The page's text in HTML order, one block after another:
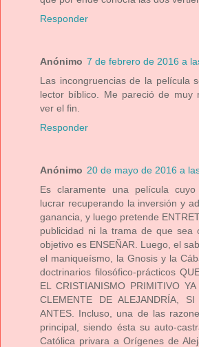
Responder
Anónimo 7 de febrero de 2016 a
Las incongruencias de la película
lector bíblico. Me pareció de muy
ver el fin.
Responder
Anónimo 20 de mayo de 2016 a
Es claramente una película
lucrar recuperando la inversión y
ganancia, y luego pretende
publicidad ni la trama de que sea
objetivo es ENSEÑAR. Luego, el
el maniqueísmo, la Gnosis y la
doctrinarios filosófico-prácticos
EL CRISTIANISMO PRIMITIVO
CLEMENTE DE ALEJANDRÍA,
ANTES. Incluso, una de las
principal, siendo ésta su auto-
Católica privara a Orígenes de